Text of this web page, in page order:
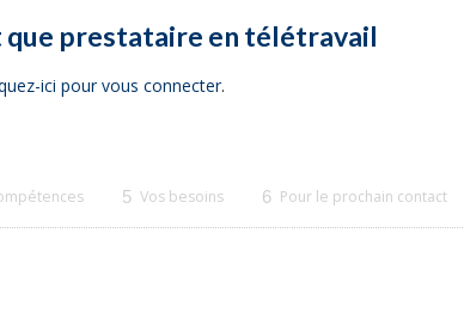
prestataire en télétravail
ici pour vous connecter.
5 Vos besoins 6 Pour le prochain contact